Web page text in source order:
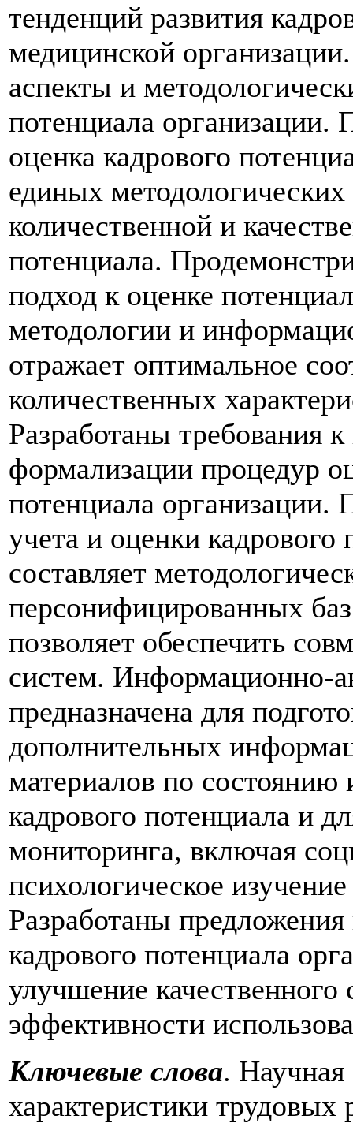
тенденций развития
медицинской
аспекты и
потенциала организации.
оценка кадрового
единых
количественной и
потенциала.
подход к оценке
методологии и
отражает оптимальное
количественных
Разработаны требования
формализации процедур
потенциала организации.
учета и оценки кадрового
составляет
персонифицированных
позволяет обеспечить
систем. Информационно-
предназначена для
дополнительных
материалов по состоянию
кадрового потенциала и
мониторинга, включая
психологическое
Разработаны
кадрового потенциала
улучшение
эффективности
Ключевые слова. Научная
характеристики